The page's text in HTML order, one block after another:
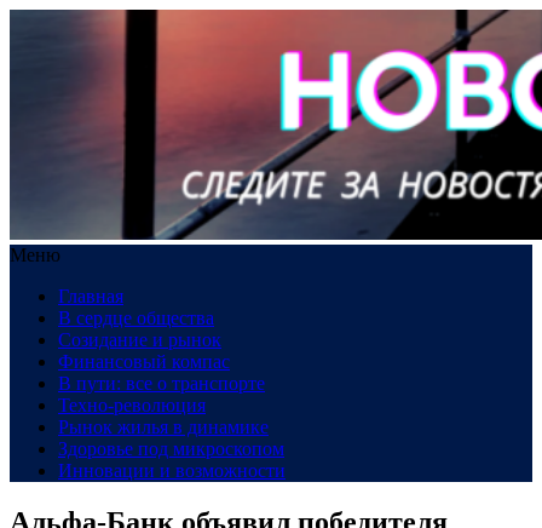
Меню
Главная
В сердце общества
Созидание и рынок
Финансовый компас
В пути: все о транспорте
Техно-революция
Рынок жилья в динамике
Здоровье под микроскопом
Инновации и возможности